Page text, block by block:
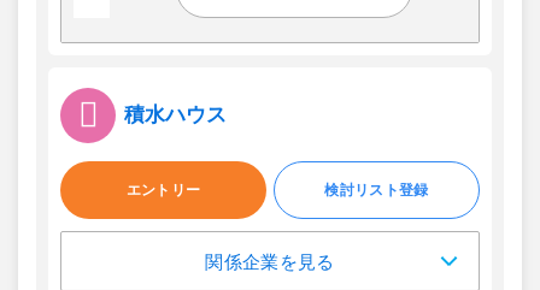
積水ハウス
エントリー 検討リスト登録
関係企業を見る